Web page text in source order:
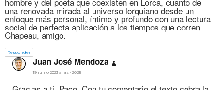
una renovada mirada al universo lorquiano desde un
enfoque más personal, íntimo y profundo con una lectura
social de perfecta aplicación a los tiempos que corren.
Chapeau, amigo.
Responder
Juan José Mendoza dice:
19 junio 2023 a las - 20:25